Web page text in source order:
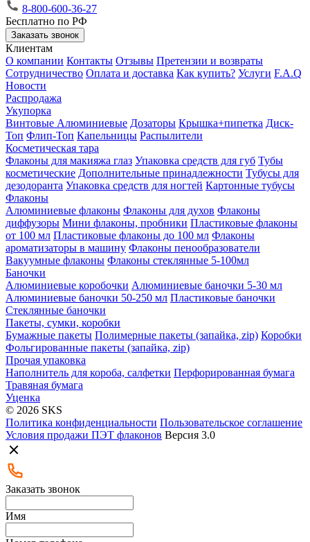
8-800-600-36-27
Бесплатно по РФ
Заказать звонок
Клиентам
О компании Контакты Отзывы Претензии и возвраты
Сотрудничество Оплата и доставка Как купить? Услуги F.A.Q
Новости
Распродажа
Укупорка
Винтовые Алюминиевые Дозаторы Крышка+пипетка Диск-
Топ Флип-Топ Капельницы Распылители
Косметическая тара
Флаконы для макияжа глаз Упаковка средств для губ Тубы
косметические Дополнительные принадлежности Тубусы для
дезодоранта Упаковка средств для ногтей Картонные тубусы
Флаконы
Алюминиевые флаконы Флаконы для духов Флаконы
диффузоры Мини флаконы, пробники Пластиковые флаконы
от 100 мл Пластиковые флаконы до 100 мл Флаконы
ароматизаторы в машину Флаконы пенообразователи
Вакуумные флаконы Флаконы стеклянные 5-100мл
Баночки
Алюминиевые коробочки Алюминиевые баночки 5-30 мл
Алюминиевые баночки 50-250 мл Пластиковые баночки
Стеклянные баночки
Пакеты, сумки, коробки
Бумажные пакеты Полимерные пакеты (запайка, zip) Коробки
Фольгированные пакеты (запайка, zip)
Прочая упаковка
Наполнитель для короба, салфетки Перфорированная бумага
Травяная бумага
Уценка
© 2026 SKS
Политика конфиденциальности Пользовательское соглашение
Условия продажи ПЭТ флаконов Версия 3.0
Заказать звонок
Имя